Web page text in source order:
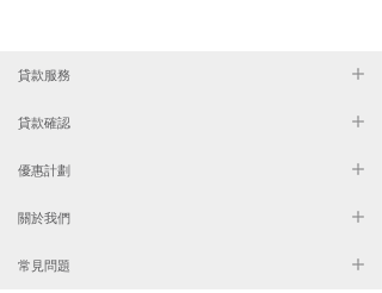
貸款服務
貸款確認
優惠計劃
關於我們
常見問題